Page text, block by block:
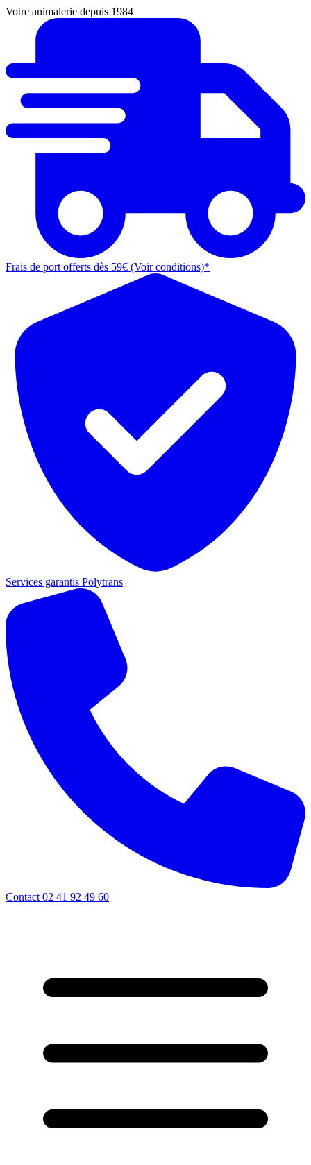
Votre animalerie depuis 1984
Frais de port offerts dès 59€ (Voir conditions)*
Services garantis Polytrans
Contact 02 41 92 49 60